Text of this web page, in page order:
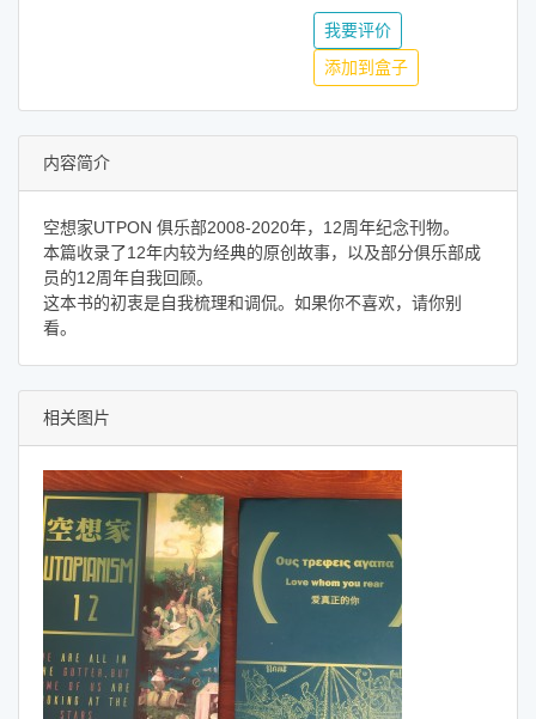
我要评价
添加到盒子
内容简介
空想家UTPON 俱乐部2008-2020年，12周年纪念刊物。
本篇收录了12年内较为经典的原创故事，以及部分俱乐部成
员的12周年自我回顾。
这本书的初衷是自我梳理和调侃。如果你不喜欢，请你别
看。
相关图片